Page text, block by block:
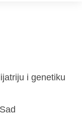
i genetiku